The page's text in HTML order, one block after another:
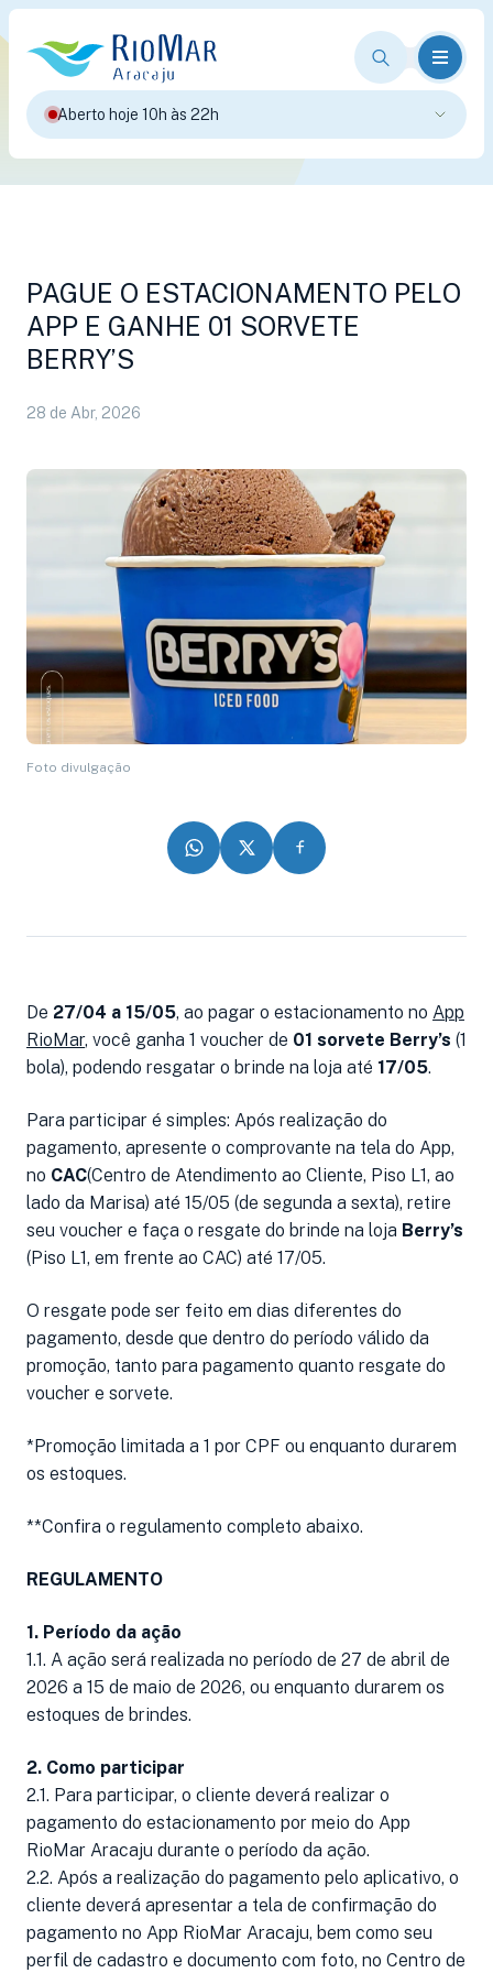
Aberto hoje 10h às 22h
PAGUE O ESTACIONAMENTO PELO
APP E GANHE 01 SORVETE
BERRY’S
28 de Abr, 2026
Foto divulgação
De 27/04 a 15/05, ao pagar o estacionamento no App
RioMar, você ganha 1 voucher de 01 sorvete Berry’s (1
bola), podendo resgatar o brinde na loja até 17/05.
Para participar é simples: Após realização do
pagamento, apresente o comprovante na tela do App,
no CAC(Centro de Atendimento ao Cliente, Piso L1, ao
lado da Marisa) até 15/05 (de segunda a sexta), retire
seu voucher e faça o resgate do brinde na loja Berry’s
(Piso L1, em frente ao CAC) até 17/05.
O resgate pode ser feito em dias diferentes do
pagamento, desde que dentro do período válido da
promoção, tanto para pagamento quanto resgate do
voucher e sorvete.
*Promoção limitada a 1 por CPF ou enquanto durarem
os estoques.
**Confira o regulamento completo abaixo.
REGULAMENTO
1. Período da ação
1.1. A ação será realizada no período de 27 de abril de
2026 a 15 de maio de 2026, ou enquanto durarem os
estoques de brindes.
2. Como participar
2.1. Para participar, o cliente deverá realizar o
pagamento do estacionamento por meio do App
RioMar Aracaju durante o período da ação.
2.2. Após a realização do pagamento pelo aplicativo, o
cliente deverá apresentar a tela de confirmação do
pagamento no App RioMar Aracaju, bem como seu
perfil de cadastro e documento com foto, no Centro de